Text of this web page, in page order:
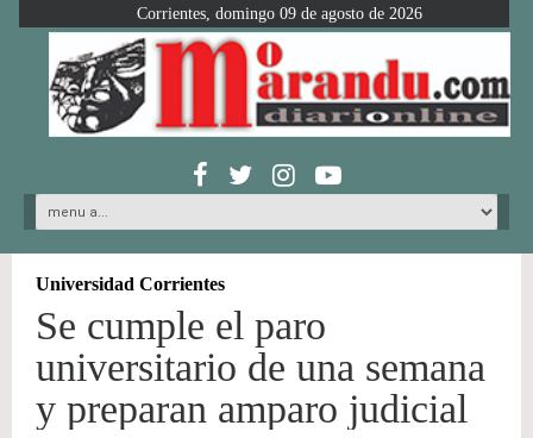
Corrientes, domingo 09 de agosto de 2026
Universidad Corrientes
Se cumple el paro
universitario de una semana
y preparan amparo judicial